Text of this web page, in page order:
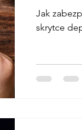
Jak
skrytce